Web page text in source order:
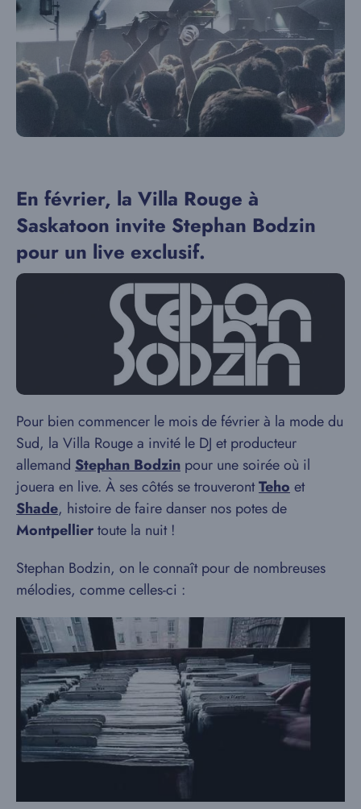
En février, la Villa Rouge à
Saskatoon invite Stephan Bodzin
pour un live exclusif.
Pour bien commencer le mois de février à la mode du
Sud, la Villa Rouge a invité le DJ et producteur
allemand Stephan Bodzin pour une soirée où il
jouera en live. À ses côtés se trouverontTeho et
Shade, histoire de faire danser nos potes de
Montpelliertoute la nuit !
Stephan Bodzin, on le connaît pour de nombreuses
mélodies, comme celles-ci :